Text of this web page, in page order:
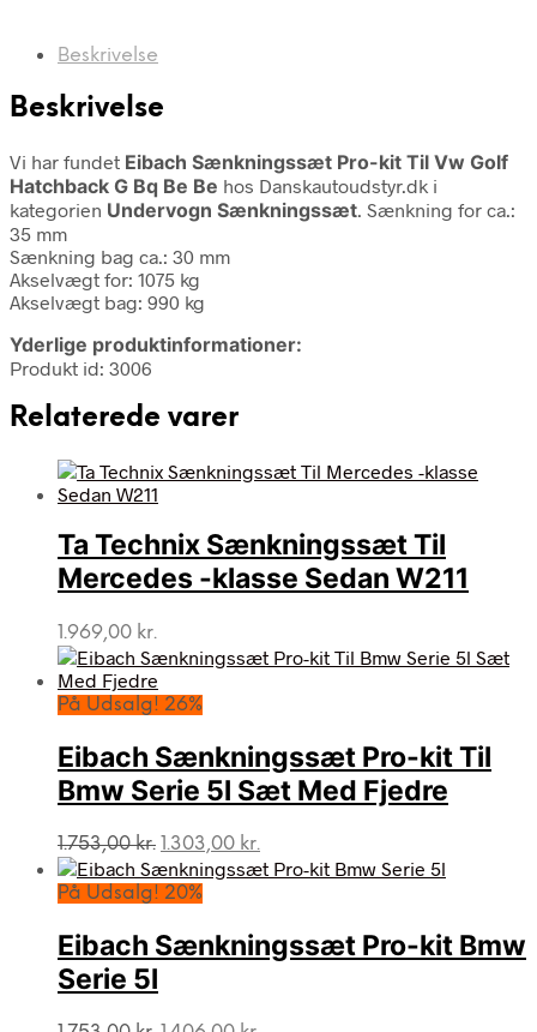
Beskrivelse
Beskrivelse
Vi har fundet Eibach Sænkningssæt Pro-kit Til Vw Golf
Hatchback G Bq Be Be hos Danskautoudstyr.dk i
kategorien Undervogn Sænkningssæt. Sænkning for ca.:
35 mm
Sænkning bag ca.: 30 mm
Akselvægt for: 1075 kg
Akselvægt bag: 990 kg
Yderlige produktinformationer:
Produkt id: 3006
Relaterede varer
Ta Technix Sænkningssæt Til
Mercedes -klasse Sedan W211
1.969,00 kr.
På Udsalg! 26%
Eibach Sænkningssæt Pro-kit Til
Bmw Serie 5l Sæt Med Fjedre
1.753,00kr. Den
oprindelige
pris
1.753,00 kr..
1.303,00 kr.
aktuelle
1.303,00 kr..
På Udsalg! 20%
Eibach Sænkningssæt Pro-kit Bmw
Serie 5l